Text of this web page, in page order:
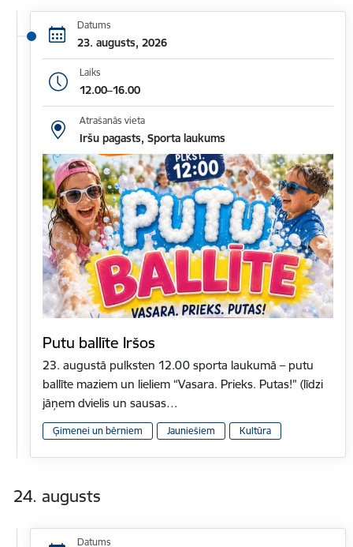
Datums
23. augusts, 2026
Laiks
12.00–16.00
Atrašanās vieta
Iršu pagasts, Sporta laukums
Putu ballīte Iršos
23. augustā pulksten 12.00 sporta laukumā – putu
ballīte maziem un lieliem “Vasara. Prieks. Putas!” (līdzi
jāņem dvielis un sausas…
Ģimenei un bērniem Jauniešiem Kultūra
24. augusts
Datums